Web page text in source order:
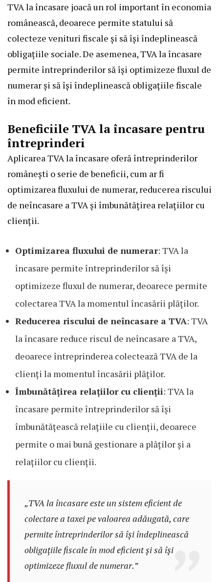
TVA la încasare joacă un rol important în economia
românească, deoarece permite statului să
colecteze venituri fiscale și să își îndeplinească
obligațiile sociale. De asemenea, TVA la încasare
permite întreprinderilor să își optimizeze fluxul de
numerar și să își îndeplinească obligațiile fiscale
în mod eficient.
Beneficiile TVA la încasare pentru
întreprinderi
Aplicarea TVA la încasare oferă întreprinderilor
românești o serie de beneficii, cum ar fi
optimizarea fluxului de numerar, reducerea riscului
de neîncasare a TVA și îmbunătățirea relațiilor cu
clienții.
Optimizarea fluxului de numerar: TVA la
încasare permite întreprinderilor să își
optimizeze fluxul de numerar, deoarece permite
colectarea TVA la momentul încasării plăților.
Reducerea riscului de neîncasare a TVA: TVA
la încasare reduce riscul de neîncasare a TVA,
deoarece întreprinderea colectează TVA de la
clienți la momentul încasării plăților.
Îmbunătățirea relațiilor cu clienții: TVA la
încasare permite întreprinderilor să își
îmbunătățească relațiile cu clienții, deoarece
permite o mai bună gestionare a plăților și a
relațiilor cu clienții.
„TVA la încasare este un sistem eficient de
colectare a taxei pe valoarea adăugată, care
permite întreprinderilor să își îndeplinească
obligațiile fiscale în mod eficient și să își
optimizeze fluxul de numerar.”